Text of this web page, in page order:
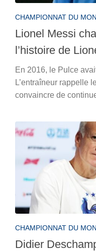
CHAMPIONNAT DU
Lionel Messi
l’histoire de
En 2016, le Pulce
L’entraîneur rappelle
convaincre de
CHAMPIONNAT DU
Didier